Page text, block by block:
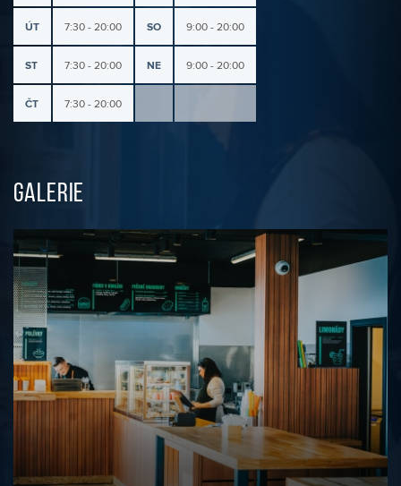
ÚT 7:30 - 20:00 SO 9:00 - 20:00
ST 7:30 - 20:00 NE 9:00 - 20:00
ČT 7:30 - 20:00
GALERIE